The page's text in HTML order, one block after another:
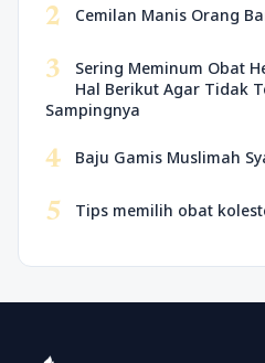
2 Cemilan Manis Orang
3
Sering Meminum Obat
Hal Berikut Agar Tidak
Sampingnya
4 Baju Gamis Muslimah
5 Tips memilih obat